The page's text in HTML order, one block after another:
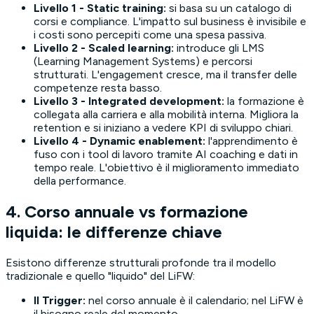
Livello 1 - Static training: si basa su un catalogo di
corsi e compliance. L'impatto sul business è invisibile e
i costi sono percepiti come una spesa passiva.
Livello 2 - Scaled learning: introduce gli LMS
(Learning Management Systems) e percorsi
strutturati. L'engagement cresce, ma il transfer delle
competenze resta basso.
Livello 3 - Integrated development: la formazione è
collegata alla carriera e alla mobilità interna. Migliora la
retention e si iniziano a vedere KPI di sviluppo chiari.
Livello 4 - Dynamic enablement: l'apprendimento è
fuso con i tool di lavoro tramite AI coaching e dati in
tempo reale. L'obiettivo è il miglioramento immediato
della performance.
4. Corso annuale vs formazione
liquida: le differenze chiave
Esistono differenze strutturali profonde tra il modello
tradizionale e quello "liquido" del LiFW:
Il Trigger: nel corso annuale è il calendario; nel LiFW è